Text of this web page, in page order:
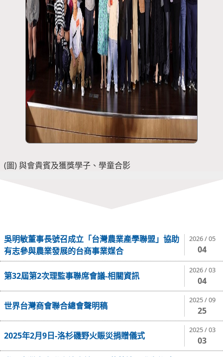
(圖) 與會貴賓及獲獎學子、學童合影
吳明敏董事長號召成立「台灣農業產學聯盟」協助
有志參與農業發展的台商事業媒合
2026 / 05
04
第32屆第2次理監事聯席會議-相關資訊
2026 / 03
04
世界台灣商會聯合總會聲明稿
2025 / 09
25
2025年2月9日-洛杉磯野火賑災捐贈儀式
2025 / 03
03